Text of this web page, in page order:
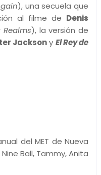
), una secuela que
al filme de Denis
), la versión de
Jacksony El Rey de
del MET de Nueva
Ball, Tammy, Anita